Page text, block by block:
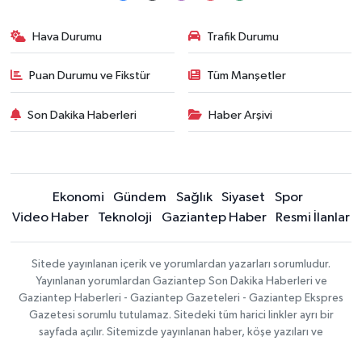
Hava Durumu Trafik Durumu
Puan Durumu ve Fikstür Tüm Manşetler
Son Dakika Haberleri Haber Arşivi
Ekonomi Gündem Sağlık Siyaset
Spor
Video Haber
Teknoloji Gaziantep Haber Resmi İlanlar
Sitede yayınlanan içerik ve yorumlardan yazarları sorumludur.
Yayınlanan yorumlardan Gaziantep Son Dakika Haberleri ve
Gaziantep Haberleri - Gaziantep Gazeteleri - Gaziantep Ekspres
Gazetesi sorumlu tutulamaz. Sitedeki tüm harici linkler ayrı bir
sayfada açılır. Sitemizde yayınlanan haber, köşe yazıları ve